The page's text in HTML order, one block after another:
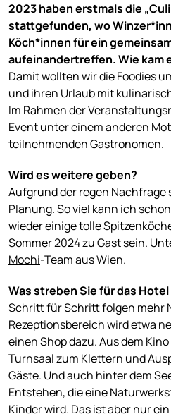
2023 haben erstmals die
stattgefunden, wo
Köch*innen für ein
aufeinandertreffen. Wie kam
Damit wollten wir die Foodies
und ihren Urlaub mit
Im Rahmen der
Event unter einem anderen
teilnehmenden Gastronomen.
Wird es weitere geben?
Aufgrund der regen Nachfrage
Planung. So viel kann ich
wieder einige tolle
Sommer 2024 zu Gast sein.
Mochi-Team aus Wien.
Was streben Sie für das
Schritt für Schritt folgen mehr
Rezeptionsbereich wird etwa
einen Shop dazu. Aus dem
Turnsaal zum Klettern und
Gäste. Und auch hinter dem
Entstehen, die eine
Kinder wird. Das ist aber nur